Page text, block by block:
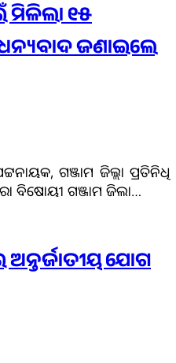
ମିଳିଲା ୧୫
ଧନ୍ୟବାଦ ଜଣାଇଲେ
ଗଞ୍ଜାମ ଜିଲ୍ଲା ପ୍ରତିନିଧି
ବିଷୋୟୀ ଗଞ୍ଜାମ ଜିଲା…
ଯୋଗ